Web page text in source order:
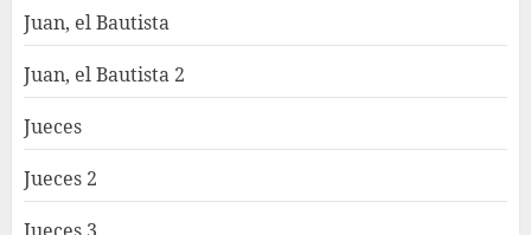
Juan, el Bautista
Juan, el Bautista 2
Jueces
Jueces 2